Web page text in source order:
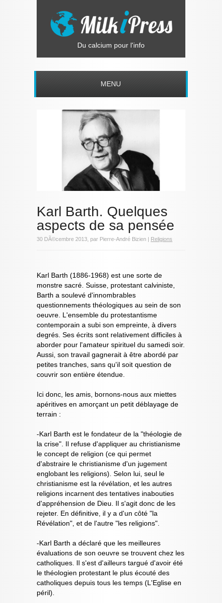
Du calcium pour l'info
MENU
Karl Barth. Quelques
aspects de sa pensée
30 DÃ©cembre 2013, par Pierre-André Bizien | Religions
Karl Barth (1886-1968) est une sorte de
monstre sacré. Suisse, protestant calviniste,
Barth a soulevé d'innombrables
questionnements théologiques au sein de son
oeuvre. L'ensemble du protestantisme
contemporain a subi son empreinte, à divers
degrés. Ses écrits sont relativement difficiles à
aborder pour l'amateur spirituel du samedi soir.
Aussi, son travail gagnerait à être abordé par
petites tranches, sans qu'il soit question de
couvrir son entière étendue.
Ici donc, les amis, bornons-nous aux miettes
apéritives en amorçant un petit déblayage de
terrain :
-Karl Barth est le fondateur de la "théologie de
la crise". Il refuse d'appliquer au christianisme
le concept de religion (ce qui permet
d'abstraire le christianisme d'un jugement
englobant les religions). Selon lui, seul le
christianisme est la révélation, et les autres
religions incarnent des tentatives inabouties
d'appréhension de Dieu. Il s'agit donc de les
rejeter. En définitive, il y a d'un côté "la
Révélation", et de l'autre "les religions".
-Karl Barth a déclaré que les meilleures
évaluations de son oeuvre se trouvent chez les
catholiques. Il s'est d'ailleurs targué d'avoir été
le théologien protestant le plus écouté des
catholiques depuis tous les temps (L'Eglise en
péril).